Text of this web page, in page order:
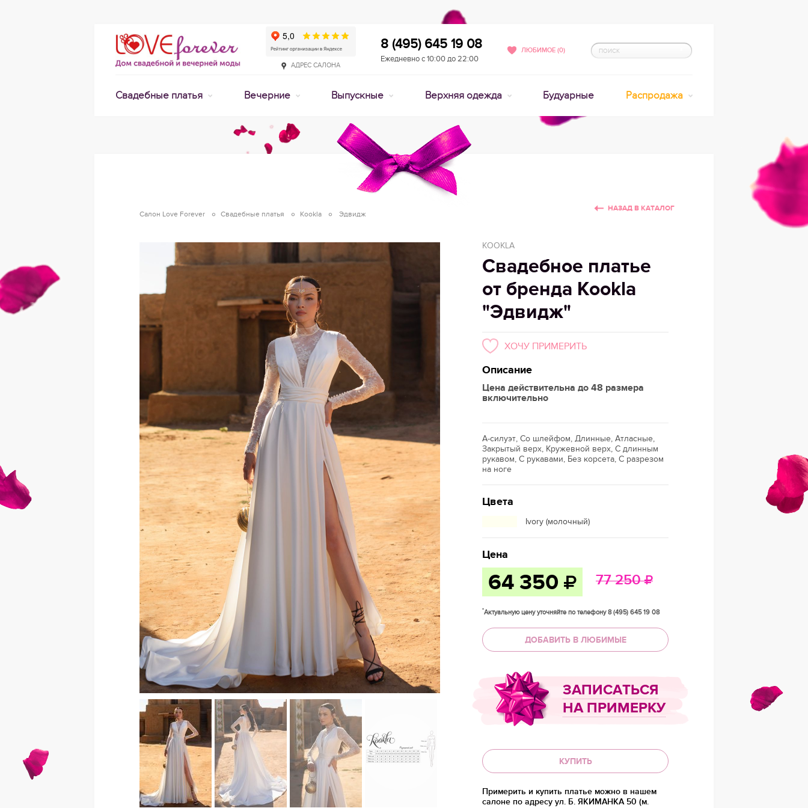
АДРЕС САЛОНА
8 (495) 645 19 08
Ежедневно с 10:00 до 22:00
ЛЮБИМОЕ (0)
Свадебные платья Вечерние Выпускные Верхняя одежда Будуарные Распродажа
НАЗАД В КАТАЛОГ
Салон Love Forever Свадебные платья Kookla Эдвидж
KOOKLA
Свадебное платье
от бренда Kookla
"Эдвидж"
ХОЧУ ПРИМЕРИТЬ
Описание
Цена действительна до 48 размера
включительно
А-силуэт, Со шлейфом, Длинные, Атласные,
Закрытый верх, Кружевной верх, С длинным
рукавом, С рукавами, Без корсета, С разрезом
на ноге
Цвета
Ivory (молочный)
Цена
64 350 77 250
*Актуальную цену уточняйте по телефону 8 (495) 645 19 08
ДОБАВИТЬ В ЛЮБИМЫЕ
ЗАПИСАТЬСЯ
НА ПРИМЕРКУ
КУПИТЬ
Примерить и купить платье можно в нашем
салоне по адресу ул. Б. ЯКИМАНКА 50 (м.